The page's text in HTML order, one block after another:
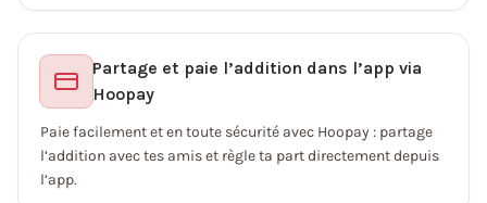
Partage et paie l’addition dans l’app via
Hoopay
Paie facilement et en toute sécurité avec Hoopay : partage
l’addition avec tes amis et règle ta part directement depuis
l’app.